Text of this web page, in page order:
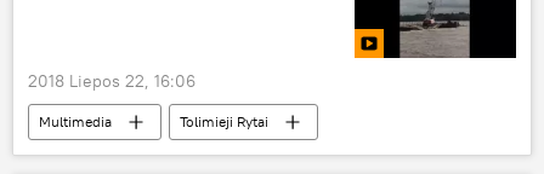
2018 Liepos 22, 16:06
Multimedia Tolimieji Rytai